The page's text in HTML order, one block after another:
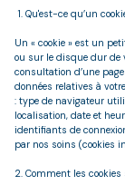
TOURISME
NOS
AVIS
CLIENTS
CONTACT
1. Qu'est-ce qu’un
Un « cookie » est un
ou sur le disque dur de
consultation d’une
données relatives à
: type de navigateur
localisation, date et
identifiants de
par nos soins (cookies
2. Comment les